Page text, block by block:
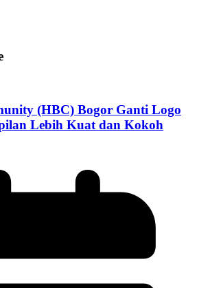
(HBC) Bogor Ganti Logo
Lebih Kuat dan Kokoh